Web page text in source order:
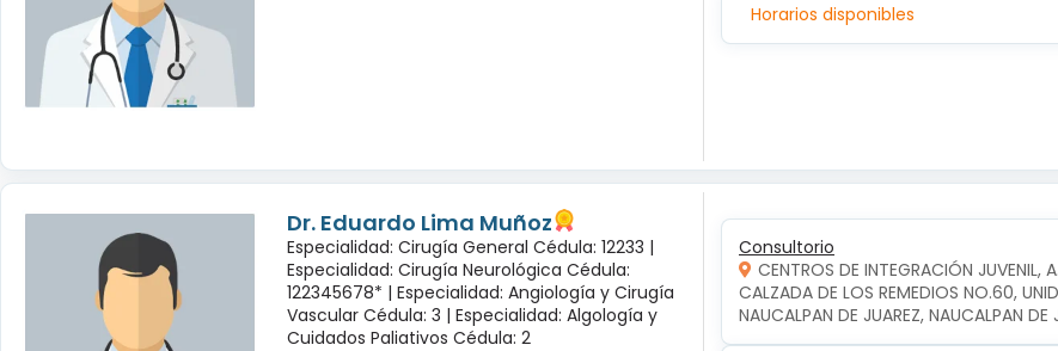
Horarios disponibles
Dr. Eduardo Lima Muñoz
Especialidad: Cirugía General Cédula: 12233 |
Especialidad: Cirugía Neurológica Cédula:
122345678* | Especialidad: Angiología y Cirugía
Vascular Cédula: 3 | Especialidad: Algología y
Cuidados Paliativos Cédula: 2
Consultorio
CENTROS DE INTEGRACIÓN JUVENIL,
CALZADA DE LOS REMEDIOS NO.60,
NAUCALPAN DE JUAREZ, NAUCALPAN DE